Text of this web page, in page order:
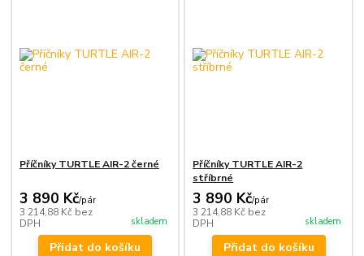
Příčníky TURTLE AIR-2 černé
3 890 Kč/pár
3 214,88 Kč bez
DPH
skladem
Přidat do košíku
Příčníky TURTLE AIR-2
stříbrné
3 890 Kč/pár
3 214,88 Kč bez
DPH
skladem
Přidat do košíku